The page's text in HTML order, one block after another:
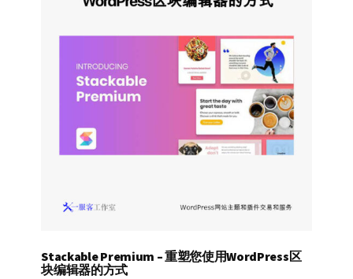
Stackable Premium – 重塑您使用WordPress区
块编辑器的方式